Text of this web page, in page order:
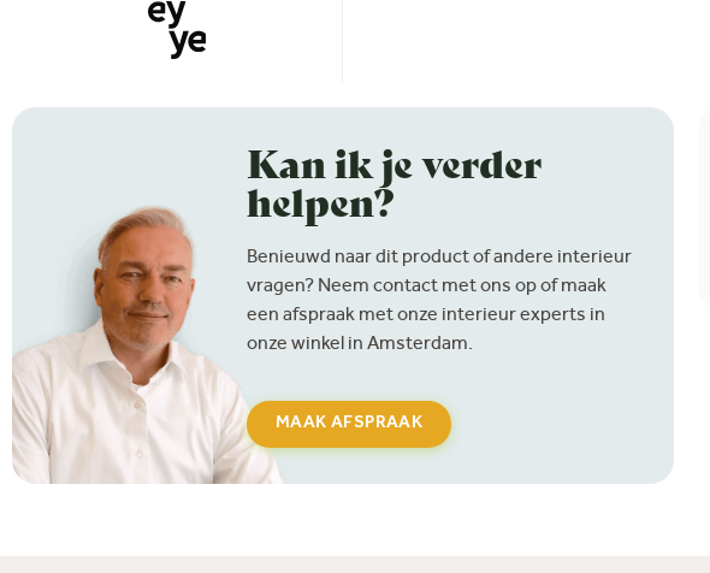
Kan ik je verder
helpen?
Benieuwd naar dit product of andere interieur
vragen? Neem contact met ons op of maak
een afspraak met onze interieur experts in
onze winkel in Amsterdam.
MAAK AFSPRAAK